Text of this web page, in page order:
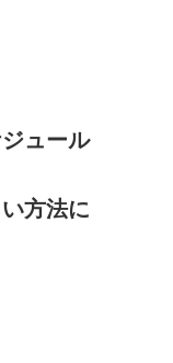
ュール
方法に